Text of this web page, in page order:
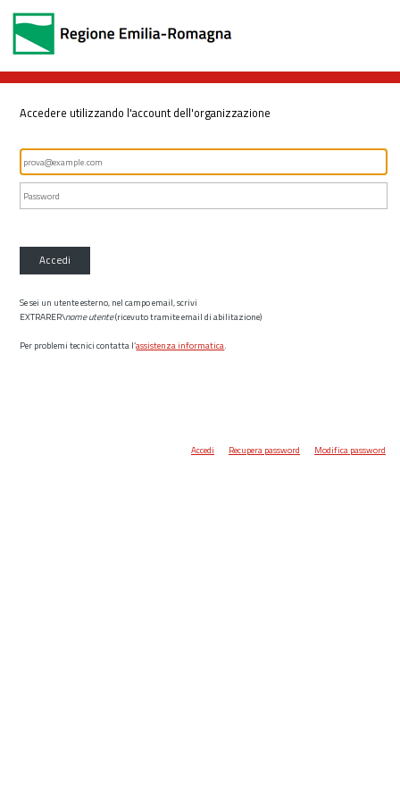
Accedere utilizzando l'account dell'organizzazione
Accedi
Se sei un utente esterno, nel campo email, scrivi
EXTRARER\nome utente(ricevuto tramite email di abilitazione)
Per problemi tecnici contatta l’assistenza informatica.
Accedi Recupera password Modifica password